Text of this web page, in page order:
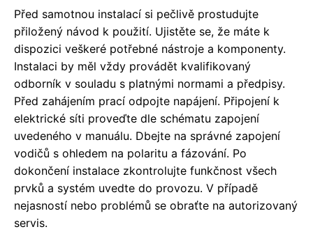
Před samotnou instalací si pečlivě prostudujte
přiložený návod k použití. Ujistěte se, že máte k
dispozici veškeré potřebné nástroje a komponenty.
Instalaci by měl vždy provádět kvalifikovaný
odborník v souladu s platnými normami a předpisy.
Před zahájením prací odpojte napájení. Připojení k
elektrické síti proveďte dle schématu zapojení
uvedeného v manuálu. Dbejte na správné zapojení
vodičů s ohledem na polaritu a fázování. Po
dokončení instalace zkontrolujte funkčnost všech
prvků a systém uvedte do provozu. V případě
nejasností nebo problémů se obraťte na autorizovaný
servis.